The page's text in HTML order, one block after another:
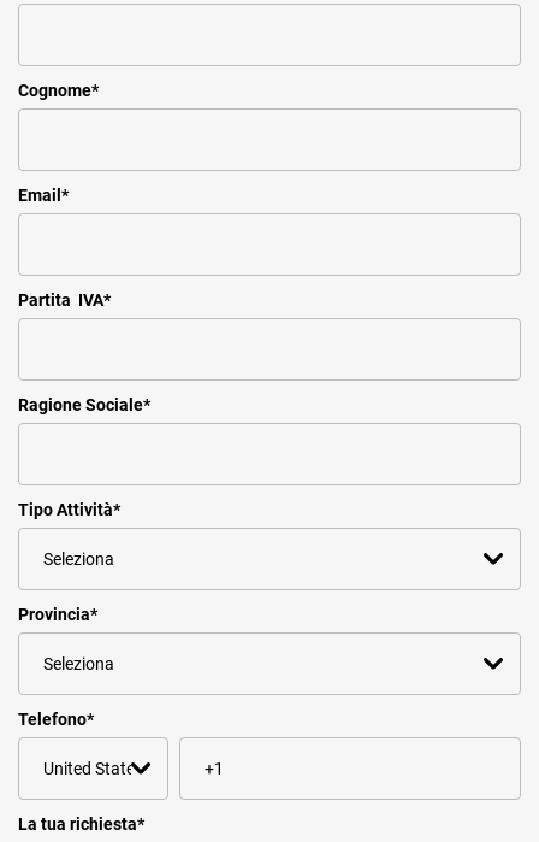
Cognome*
Email *
Partita IVA*
Ragione Sociale*
Tipo Attività*
Provincia*
Telefono*
La tua richiesta*